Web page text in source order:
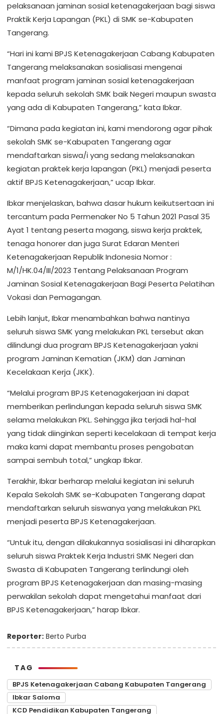
pelaksanaan jaminan sosial ketenagakerjaan bagi siswa
Praktik Kerja Lapangan (PKL) di SMK se-Kabupaten
Tangerang.
“Hari ini kami BPJS Ketenagakerjaan Cabang Kabupaten
Tangerang melaksanakan sosialisasi mengenai
manfaat program jaminan sosial ketenagakerjaan
kepada seluruh sekolah SMK baik Negeri maupun swasta
yang ada di Kabupaten Tangerang,” kata Ibkar.
“Dimana pada kegiatan ini, kami mendorong agar pihak
sekolah SMK se-Kabupaten Tangerang agar
mendaftarkan siswa/i yang sedang melaksanakan
kegiatan praktek kerja lapangan (PKL) menjadi peserta
aktif BPJS Ketenagakerjaan,” ucap Ibkar.
Ibkar menjelaskan, bahwa dasar hukum keikutsertaan ini
tercantum pada Permenaker No 5 Tahun 2021 Pasal 35
Ayat 1 tentang peserta magang, siswa kerja praktek,
tenaga honorer dan juga Surat Edaran Menteri
Ketenagakerjaan Republik Indonesia Nomor :
M/1/HK.04/III/2023 Tentang Pelaksanaan Program
Jaminan Sosial Ketenagakerjaan Bagi Peserta Pelatihan
Vokasi dan Pemagangan.
Lebih lanjut, Ibkar menambahkan bahwa nantinya
seluruh siswa SMK yang melakukan PKL tersebut akan
dilindungi dua program BPJS Ketenagakerjaan yakni
program Jaminan Kematian (JKM) dan Jaminan
Kecelakaan Kerja (JKK).
“Melalui program BPJS Ketenagakerjaan ini dapat
memberikan perlindungan kepada seluruh siswa SMK
selama melakukan PKL. Sehingga jika terjadi hal-hal
yang tidak diinginkan seperti kecelakaan di tempat kerja
maka kami dapat membantu proses pengobatan
sampai sembuh total,” ungkap Ibkar.
Terakhir, Ibkar berharap melalui kegiatan ini seluruh
Kepala Sekolah SMK se-Kabupaten Tangerang dapat
mendaftarkan seluruh siswanya yang melakukan PKL
menjadi peserta BPJS Ketenagakerjaan.
“Untuk itu, dengan dilakukannya sosialisasi ini diharapkan
seluruh siswa Praktek Kerja Industri SMK Negeri dan
Swasta di Kabupaten Tangerang terlindungi oleh
program BPJS Ketenagakerjaan dan masing-masing
perwakilan sekolah dapat mengetahui manfaat dari
BPJS Ketenagakerjaan,” harap Ibkar.
Reporter: Berto Purba
TAG
BPJS Ketenagakerjaan Cabang Kabupaten Tangerang
Ibkar Saloma
KCD Pendidikan Kabupaten Tangerang